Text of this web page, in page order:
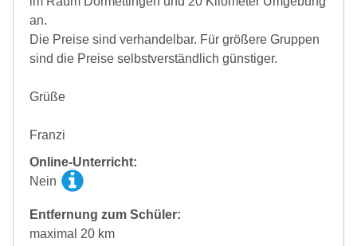
an.
Die Preise sind verhandelbar. Für größere Gruppen
sind die Preise selbstverständlich günstiger.
Grüße
Franzi
Online-Unterricht:
Nein
Entfernung zum Schüler:
maximal 20 km